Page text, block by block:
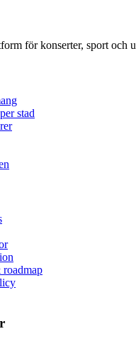
för konserter, sport och
stad